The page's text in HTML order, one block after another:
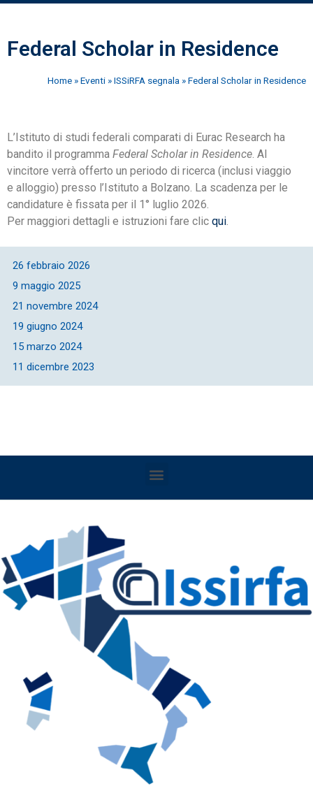
Federal Scholar in Residence
Home »Eventi »ISSiRFA segnala »Federal Scholar in Residence
L’Istituto di studi federali comparati di Eurac Research ha
bandito il programma Federal Scholar in Residence . Al
vincitore verrà offerto un periodo di ricerca (inclusi viaggio
e alloggio) presso l’Istituto a Bolzano. La scadenza per le
candidature è fissata per il 1° luglio 2026.
Per maggiori dettagli e istruzioni fare clic qui
26 febbraio 2026
9 maggio 2025
21 novembre 2024
19 giugno 2024
15 marzo 2024
11 dicembre 2023